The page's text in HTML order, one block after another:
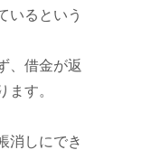
いるという
、借金が返
ます。
消しにでき